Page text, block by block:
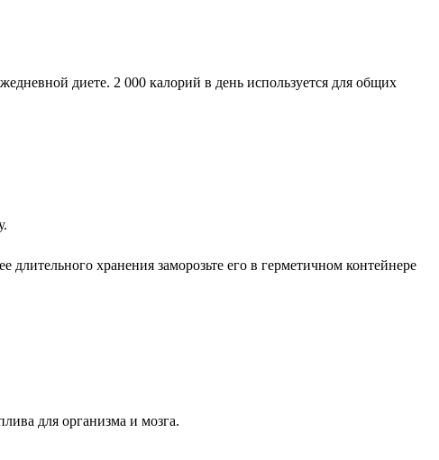
диете. 2 000 калорий в день используется для общих
хранения заморозьте его в герметичном контейнере
для организма и мозга.